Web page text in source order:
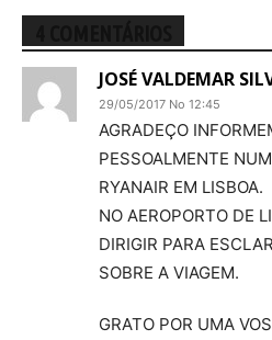
JOSÉ VALDEMAR
29/05/2017 No 12:45
AGRADEÇO
PESSOALMENTE
RYANAIR EM LISBOA.
NO AEROPORTO DE
DIRIGIR PARA
SOBRE A VIAGEM.
GRATO POR UMA